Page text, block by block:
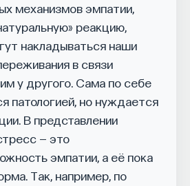
механизмов эмпатии,
реакцию,
накладываться наши
в связи
у другого. Сама по себе
патологией, но нуждается
В представлении
— это
эмпатии, а её пока
Так, например, по